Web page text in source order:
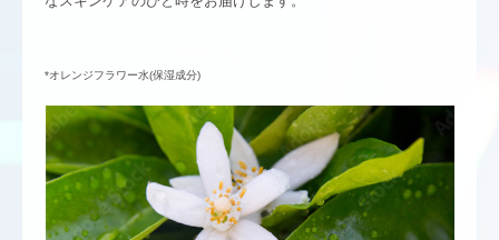
*オレンジフラワー水(保湿成分)